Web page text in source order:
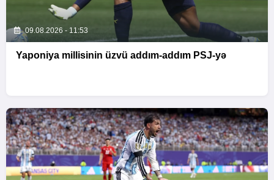
09.08.2026 - 11:53
Yaponiya millisinin üzvü addım-addım PSJ-yə